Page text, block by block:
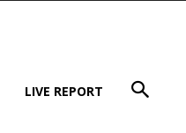
LIVE REPORT